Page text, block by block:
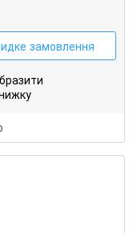
замовлення